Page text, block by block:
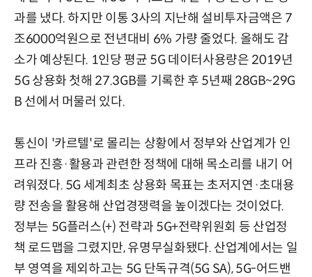
과를 냈다. 하지만 이통 3사의 지난해 설비투자금액은 7
조6000억원으로 전년대비 6% 가량 줄었다. 올해도 감
소가 예상된다. 1인당 평균 5G 데이터사용량은 2019년
5G 상용화 첫해 27.3GB를 기록한 후 5년째 28GB~29G
B 선에서 머물러 있다.
통신이 '카르텔'로 몰리는 상황에서 정부와 산업계가 인
프라 진흥·활용과 관련한 정책에 대해 목소리를 내기 어
려워졌다. 5G 세계최초 상용화 목표는 초저지연·초대용
량 전송을 활용해 산업경쟁력을 높이겠다는 것이었다.
정부는 5G플러스(+) 전략과 5G+전략위원회 등 산업정
책 로드맵을 그렸지만, 유명무실화됐다. 산업계에서는 일
부 영역을 제외하고는 5G 단독규격(5G SA), 5G-어드밴